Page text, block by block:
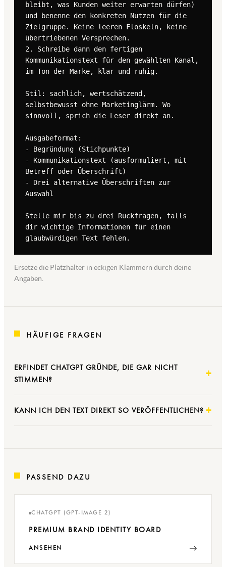
bleibt, was Kunden weiter erwarten dürfen)
und benenne den konkreten Nutzen für die
Zielgruppe. Keine leeren Floskeln, keine
übertriebenen Versprechen.
2. Schreibe dann den fertigen
Kommunikationstext für den gewählten Kanal,
im Ton der Marke, klar und ruhig.
Stil: sachlich, wertschätzend,
selbstbewusst ohne Marketinglärm. Wo
sinnvoll, sprich die Leser direkt an.
Ausgabeformat:
- Begründung (Stichpunkte)
- Kommunikationstext (ausformuliert, mit
Betreff oder Überschrift)
- Drei alternative Überschriften zur
Auswahl
Stelle mir bis zu drei Rückfragen, falls
dir wichtige Informationen für einen
glaubwürdigen Text fehlen.
Ersetze die Platzhalter in eckigen Klammern durch deine
Angaben.
HÄUFIGE FRAGEN
ERFINDET CHATGPT GRÜNDE, DIE GAR NICHT
STIMMEN?
KANN ICH DEN TEXT DIREKT SO VERÖFFENTLICHEN?
PASSEND DAZU
CHATGPT (GPT-IMAGE 2)
PREMIUM BRAND IDENTITY BOARD
ANSEHEN →